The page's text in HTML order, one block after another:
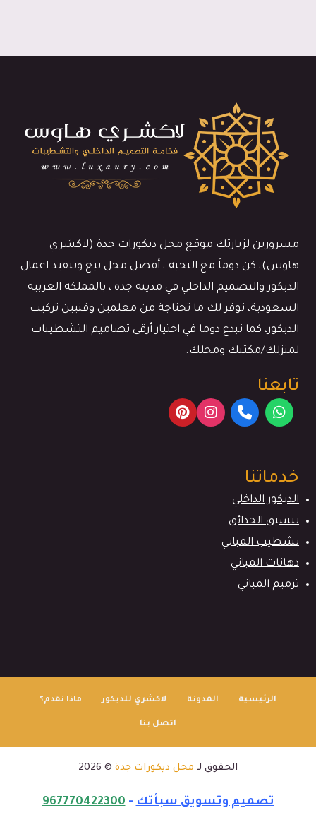
مسرورين لزيارتك موقع محل ديكورات جدة (لاكشري
هاوس)، كن دوماَ مع النخبة ، أفضل محل بيع وتنفيذ اعمال
الديكور والتصميم الداخلي في مدينة جده ، بالمملكة العربية
السعودية، نوفر لك ما تحتاجة من معلمين وفنيين تركيب
الديكور، كما نبدع دوما في اختيار أرقى تصاميم التشطيبات
لمنزلك/مكتبك ومحلك.
تابعنا
خدماتنا
الديكور الداخلي
تنسيق الحدائق
تشطيب المباني
دهانات المباني
ترميم المباني
الرئيسية المدونة لاكشري للديكور ماذا نقدم؟
اتصل بنا
الحقوق لـ محل ديكورات جدة © 2026
تصميم وتسويق سبأتك-
967770422300